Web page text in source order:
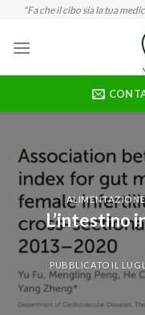
content
"Fa che il cibo sia la tua
L’intestino
PUBBLICATO IL